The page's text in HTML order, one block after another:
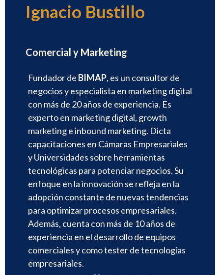
Ignacio Bustillo
Comercial y Marketing
Fundador de BIMAP, es un consultor de
negocios y especialista en marketing digital
con más de 20 años de experiencia. Es
experto en marketing digital, growth
marketing e inbound marketing. Dicta
capacitaciones en Cámaras Empresariales
y Universidades sobre herramientas
tecnológicas para potenciar negocios. Su
enfoque en la innovación se refleja en la
adopción constante de nuevas tendencias
para optimizar procesos empresariales.
Además, cuenta con más de 10 años de
experiencia en el desarrollo de equipos
comerciales y como tester de tecnologías
empresariales.